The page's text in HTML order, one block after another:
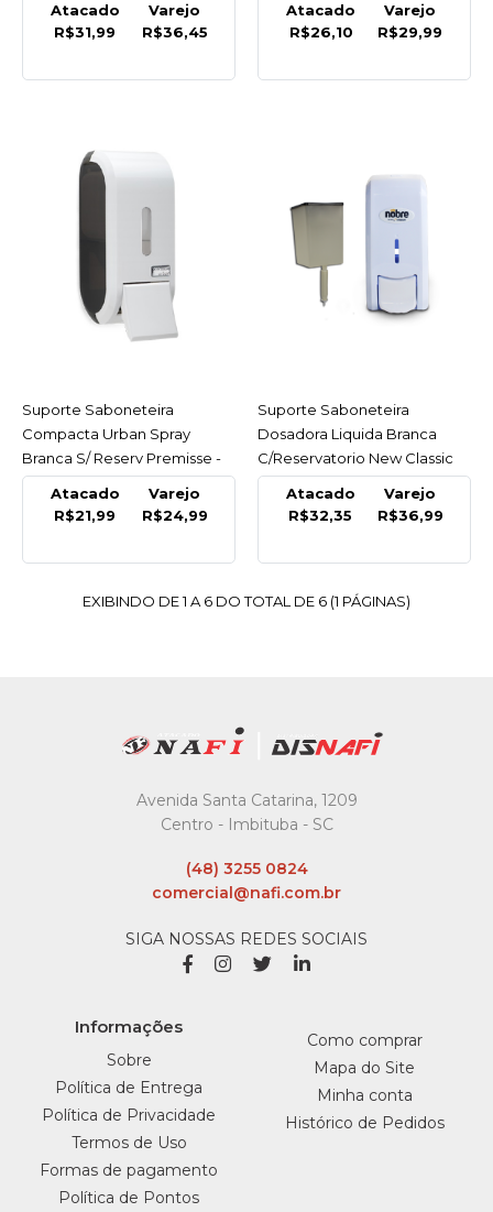
LISTA DE DESEJO
R$29,99
COMPRAR
Suporte Saboneteira
Compacta Urban Spray
Branca S/ Reserv
Premisse - Unidade
COMPRAR
NOBRE
Suporte Saboneteira
C/Reservatorio New
Classic 800Ml - Unidade
R$36,99
Atacado
R$31,99
Varejo
R$36,45
Atacado
R$26,10
Varejo
R$29,99
ACESSAR
Suporte Saboneteira
Compacta Urban Spray
Branca S/ Reserv Premisse -
Unidade
Atacado
R$21,99
Varejo
R$24,99
ACESSAR
Suporte Saboneteira
Dosadora Liquida Branca
C/Reservatorio New Classic
800Ml - Unidade
Atacado
R$32,35
Varejo
R$36,99
EXIBINDO DE 1 A 6 DO TOTAL DE 6 (1 PÁGINAS)
Avenida Santa Catarina, 1209
Centro - Imbituba - SC
(48) 3255 0824
comercial@nafi.com.br
SIGA NOSSAS REDES SOCIAIS
Informações
Sobre
Política de Entrega
Política de Privacidade
Termos de Uso
Formas de pagamento
Política de Pontos
Como comprar
Mapa do Site
Minha conta
Histórico de Pedidos